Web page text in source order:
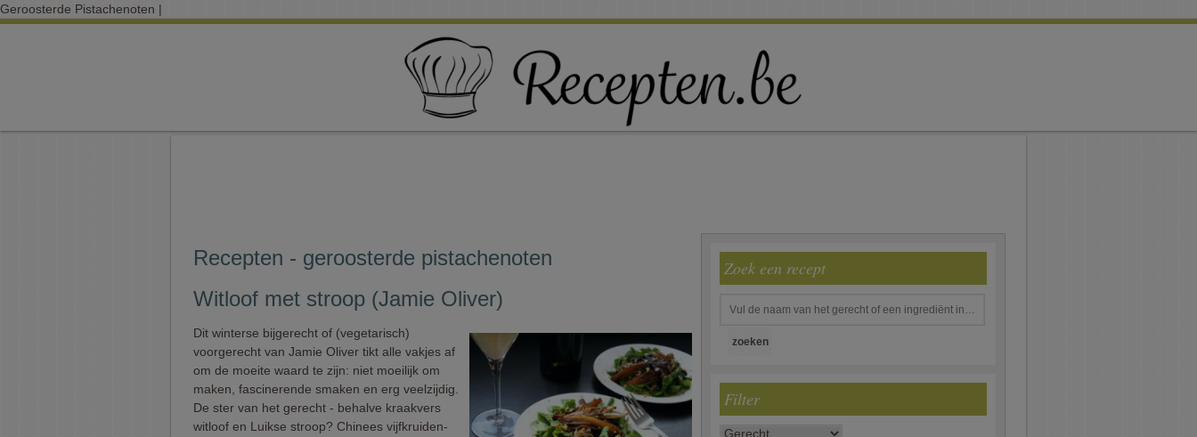
Geroosterde Pistachenoten |
Recepten - geroosterde pistachenoten
Witloof met stroop (Jamie Oliver)
Dit winterse bijgerecht of (vegetarisch)
voorgerecht van Jamie Oliver tikt alle vakjes af
om de moeite waard te zijn: niet moeilijk om
maken, fascinerende smaken en erg veelzijdig.
De ster van het gerecht - behalve kraakvers
witloof en Luikse stroop? Chinees vijfkruiden-
Zoek een recept
Filter